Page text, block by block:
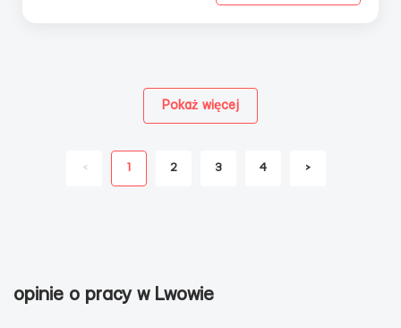
< 1 2 3 4 >
Pokaż więcej
opinie o pracy w Lwowie